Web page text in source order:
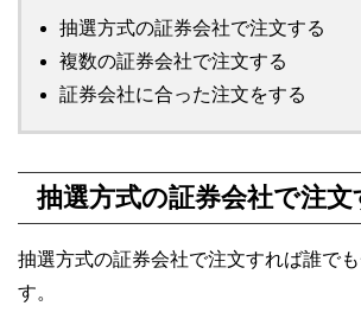
抽選方式の証券会社で注文する
複数の証券会社で注文する
証券会社に合った注文をする
抽選方式の証券会社で注文
抽選方式の証券会社で注文すれば誰で
す。